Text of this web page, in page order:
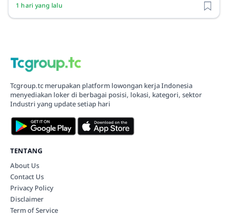
1 hari yang lalu
Tcgroup.tc merupakan platform lowongan kerja Indonesia
menyediakan loker di berbagai posisi, lokasi, kategori, sektor
Industri yang update setiap hari
TENTANG
About Us
Contact Us
Privacy Policy
Disclaimer
Term of Service